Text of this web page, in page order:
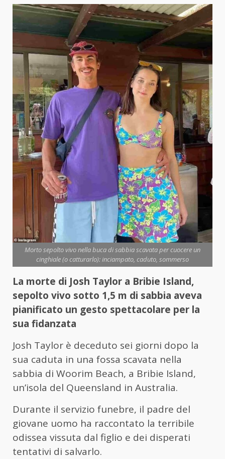
Morto sepolto vivo nella buca di sabbia scavata per cuocere un
cinghiale (o catturarlo): inciampato, caduto, sommerso
La morte di Josh Taylor a Bribie Island,
sepolto vivo sotto 1,5 m di sabbia aveva
pianificato un gesto spettacolare per la
sua fidanzata
Josh Taylor è deceduto sei giorni dopo la
sua caduta in una fossa scavata nella
sabbia di Woorim Beach, a Bribie Island,
un’isola del Queensland in Australia.
Durante il servizio funebre, il padre del
giovane uomo ha raccontato la terribile
odissea vissuta dal figlio e dei disperati
tentativi di salvarlo.